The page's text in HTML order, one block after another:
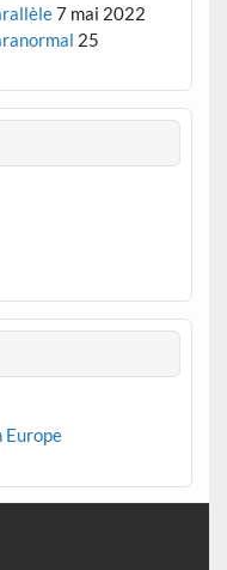
7 mai 2022
25
Europe